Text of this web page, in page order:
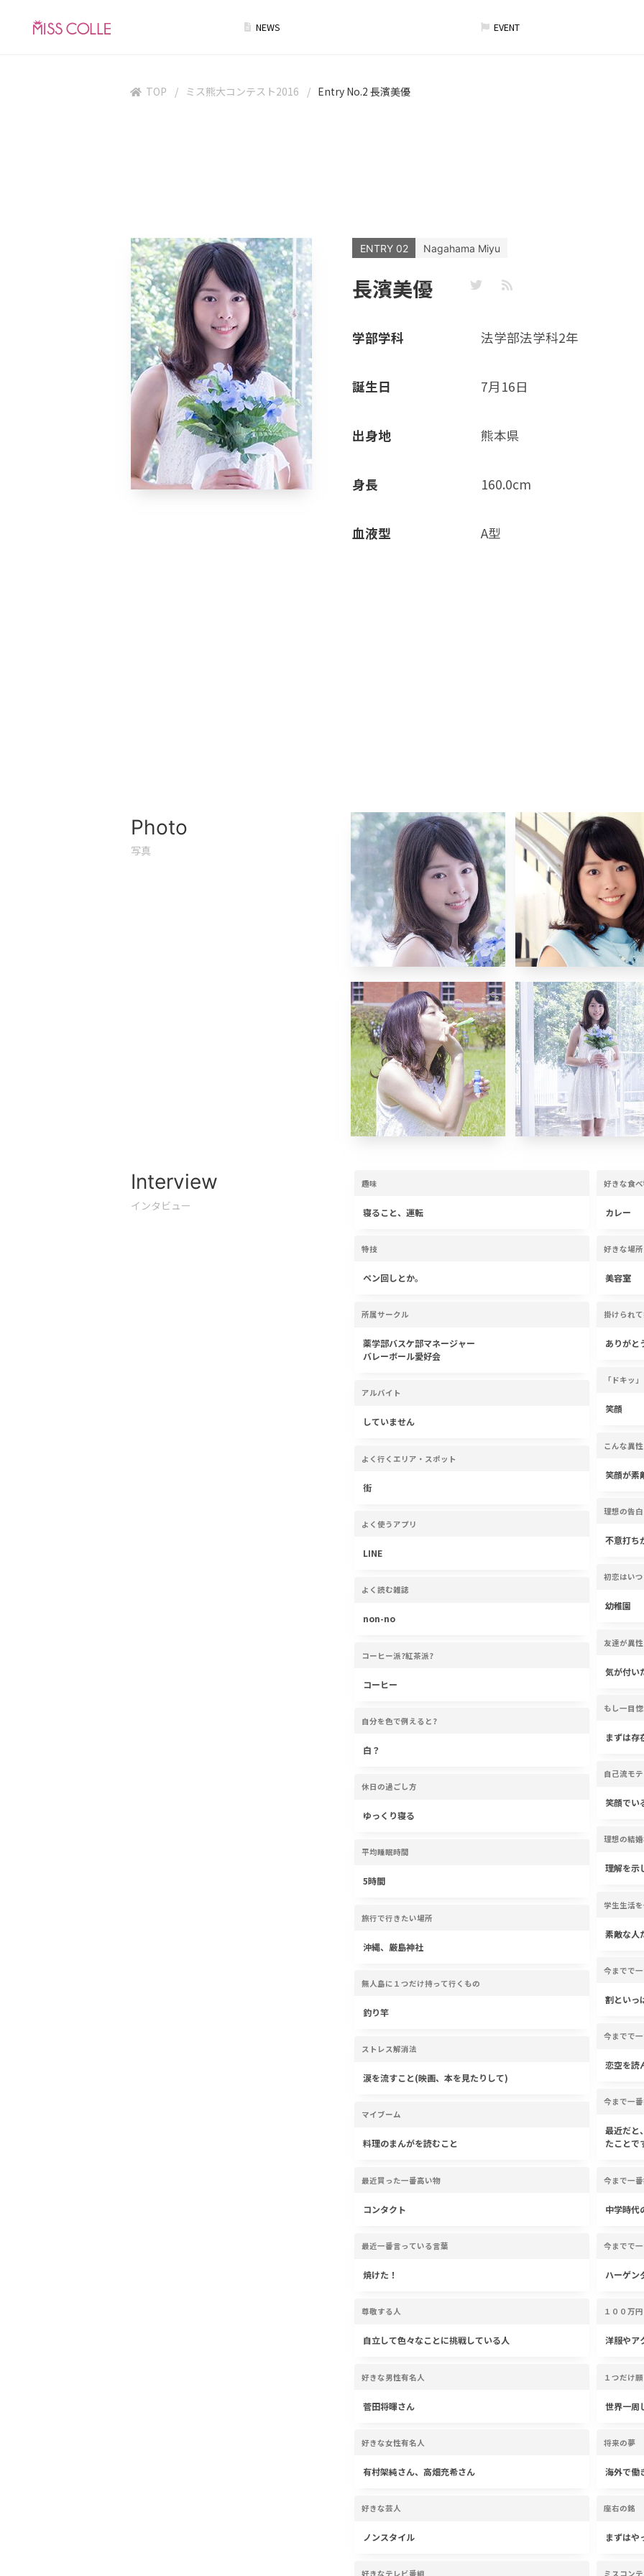
NEWS EVENT
TOP ミス熊大コンテスト2016 Entry No.2 長濱美優
ENTRY 02 Nagahama Miyu
長濱美優
学部学科 法学部法学科2年
誕生日 7月16日
出身地 熊本県
身長 160.0cm
血液型 A型
Photo
写真
Interview
インタビュー
趣味
寝ること、運転
特技
ペン回しとか。
所属サークル
薬学部バスケ部マネージャー
バレーボール愛好会
アルバイト
していません
よく行くエリア・スポット
街
よく使うアプリ
LINE
よく読む雑誌
non-no
コーヒー派?紅茶派?
コーヒー
自分を色で例えると?
白？
休日の過ごし方
ゆっくり寝る
平均睡眠時間
5時間
旅行で行きたい場所
沖縄、厳島神社
無人島に１つだけ持って行くもの
釣り竿
ストレス解消法
涙を流すこと(映画、本を見たりして)
マイブーム
料理のまんがを読むこと
最近買った一番高い物
コンタクト
最近一番言っている言葉
焼けた！
尊敬する人
自立して色々なことに挑戦している人
好きな男性有名人
菅田将暉さん
好きな女性有名人
有村架純さん、高畑充希さん
好きな芸人
ノンスタイル
好きなテレビ番組
好きな食
カレー
好きな場所
美容室
掛けられ
ありがと
「ドキッ
笑顔
こんな異
笑顔が素
理想の告
不意打ち
初恋はい
幼稚園
友達が異
気が付い
もし一目
まずは存
自己流モ
笑顔でい
理想の結
理解を示
学生生活
素敵な人
今までで
割といっ
今までで
恋空を読
今まで一
最近だと
たこと
今まで一
中学時代
今までで
ハーゲン
１００万
洋服やア
１つだけ
世界一周
将来の夢
海外で働
座右の銘
まずはや
ミスコン